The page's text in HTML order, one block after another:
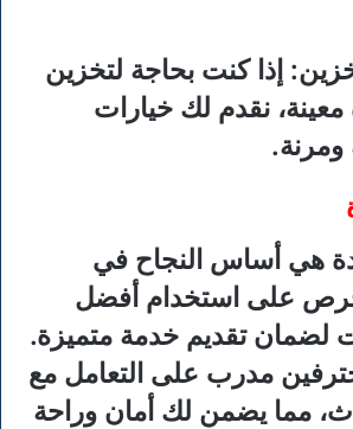
إذا كنت بحاجة لتخزين
معينة، نقدم لك خيارات
ومرنة.
هي أساس النجاح في
نحرص على استخدام أفضل
لضمان تقديم خدمة متميزة.
مدرب على التعامل مع
مما يضمن لك أمان وراحة